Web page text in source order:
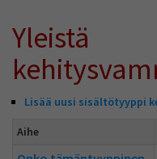
Yleistä
Lisää uusi sisältötyyppi
Aihe